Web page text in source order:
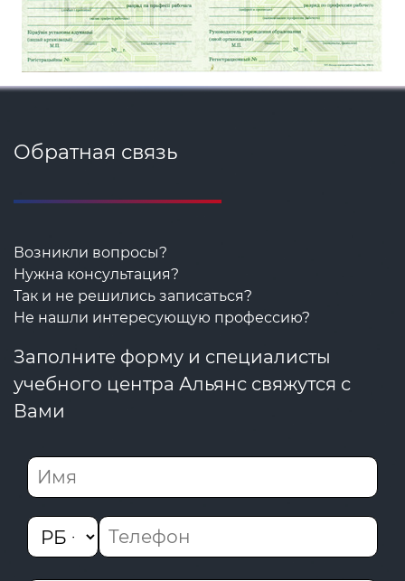
Обратная связь
Возникли вопросы?
Нужна консультация?
Так и не решились записаться?
Не нашли интересующую профессию?
Заполните форму и специалисты
учебного центра Альянс свяжутся с
Вами